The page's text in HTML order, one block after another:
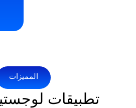
لوجستية جاهزة